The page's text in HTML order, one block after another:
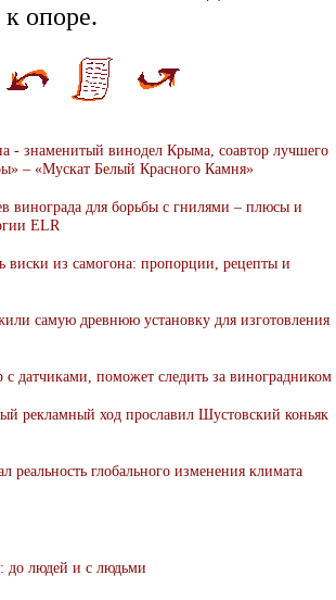
к опоре.
- знаменитый винодел Крыма, соавтор лучшего
– «Мускат Белый Красного Камня»
винограда для борьбы с гнилями – плюсы и
ELR
виски из самогона: пропорции, рецепты и
самую древнюю установку для изготовления
датчиками, поможет следить за виноградником
рекламный ход прославил Шустовский коньяк
реальность глобального изменения климата
до людей и с людьми